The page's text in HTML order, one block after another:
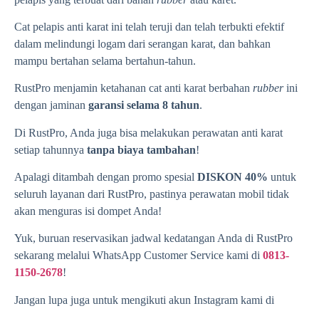
Cat pelapis anti karat ini telah teruji dan telah terbukti efektif
dalam melindungi logam dari serangan karat, dan bahkan
mampu bertahan selama bertahun-tahun.
RustPro menjamin ketahanan cat anti karat berbahan rubberini
dengan jaminan garansi selama 8 tahun.
Di RustPro, Anda juga bisa melakukan perawatan anti karat
setiap tahunnya tanpa biaya tambahan!
Apalagi ditambah dengan promo spesial DISKON 40% untuk
seluruh layanan dari RustPro, pastinya perawatan mobil tidak
akan menguras isi dompet Anda!
Yuk, buruan reservasikan jadwal kedatangan Anda di RustPro
sekarang melalui WhatsApp Customer Service kami di 0813-
1150-2678!
Jangan lupa juga untuk mengikuti akun Instagram kami di